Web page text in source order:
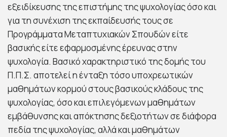
εξειδίκευσης της επιστήμης της ψυχολογίας όσο και
για τη συνέχιση της εκπαίδευσής τους σε
Προγράμματα Μεταπτυχιακών Σπουδών είτε
βασικής είτε εφαρμοσμένης έρευνας στην
ψυχολογία. Βασικό χαρακτηριστικό της δομής του
Π.Π.Σ. αποτελεί η ένταξη τόσο υποχρεωτικών
μαθημάτων κορμού στους βασικούς κλάδους της
ψυχολογίας, όσο και επιλεγόμενων μαθημάτων
εμβάθυνσης και απόκτησης δεξιοτήτων σε διάφορα
πεδία της ψυχολογίας, αλλά και μαθημάτων